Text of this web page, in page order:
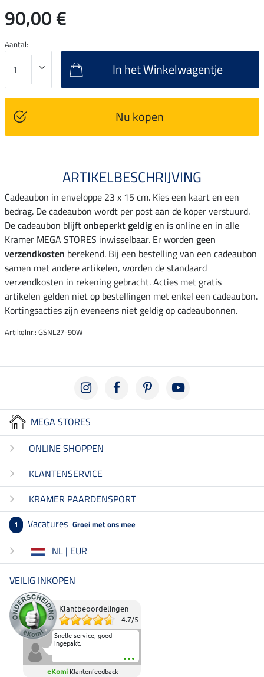
90,00 €
Aantal:
In het Winkelwagentje
Nu kopen
ARTIKELBESCHRIJVING
Cadeaubon in enveloppe 23 x 15 cm. Kies een kaart en een
bedrag. De cadeaubon wordt per post aan de koper verstuurd.
De cadeaubon blijftonbeperkt geldigen is online en in alle
Kramer MEGA STORES inwisselbaar. Er worden geen
verzendkosten berekend. Bij een bestelling van een cadeaubon
samen met andere artikelen, worden de standaard
verzendkosten in rekening gebracht. Acties met gratis
artikelen gelden niet op bestellingen met enkel een cadeaubon.
Kortingsacties zijn eveneens niet geldig op cadeaubonnen.
Artikelnr.: GSNL27-90W
MEGA STORES
ONLINE SHOPPEN
KLANTENSERVICE
KRAMER PAARDENSPORT
1 Vacatures Groei met ons mee
NL | EUR
VEILIG INKOPEN
Klantbeoordelingen
4.7/5
Snelle service, goed
ingepakt.
eKomi Klantenfeedback